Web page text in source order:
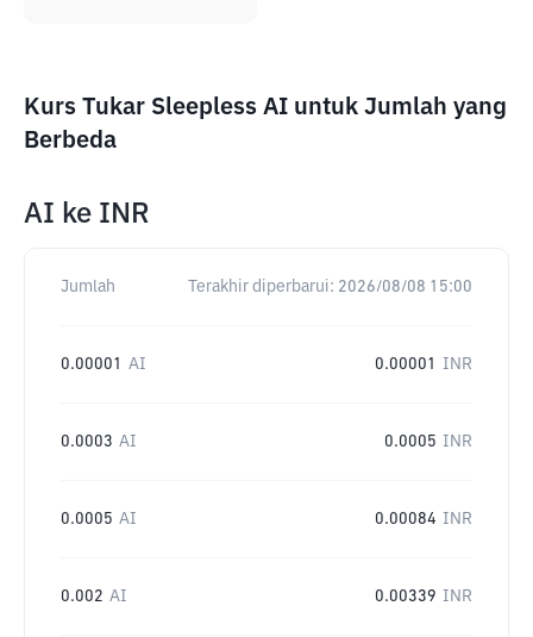
Kurs Tukar Sleepless AI untuk Jumlah yang
Berbeda
AI ke INR
Jumlah Terakhir diperbarui: 2026/08/08 15:00
0.00001 AI 0.00001 INR
0.0003 AI 0.0005 INR
0.0005 AI 0.00084 INR
0.002 AI 0.00339 INR